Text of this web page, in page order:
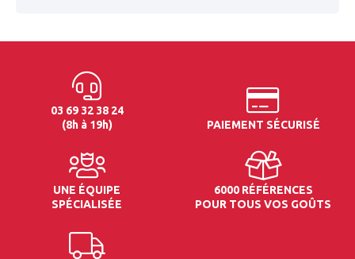
03 69 32 38 24
(8h à 19h)
PAIEMENT SÉCURISÉ
UNE ÉQUIPE
SPÉCIALISÉE
6000 RÉFÉRENCES
POUR TOUS VOS GOÛTS